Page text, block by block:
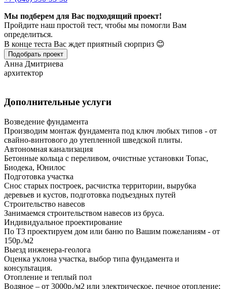
Мы подберем для Вас подходящий проект!
Пройдите наш простой тест, чтобы мы помогли Вам
определиться.
В конце теста Вас ждет приятный сюрприз 😊
Подобрать проект
Анна Дмитриева
архитектор
Дополнительные услуги
Возведение фундамента
Производим монтаж фундамента под ключ любых типов - от
свайно-винтового до утепленной шведской плиты.
Автономная канализация
Бетонные кольца с переливом, очистные установки Топас,
Биодека, Юнилос
Подготовка участка
Снос старых построек, расчистка территории, вырубка
деревьев и кустов, подготовка подъездных путей
Строительство навесов
Занимаемся строительством навесов из бруса.
Индивидуальное проектирование
По ТЗ проектируем дом или баню по Вашим пожеланиям - от
150р./м2
Выезд инженера-геолога
Оценка уклона участка, выбор типа фундамента и
консультация.
Отопление и теплый пол
Водяное – от 3000р./м2 или электрическое, печное отопление;